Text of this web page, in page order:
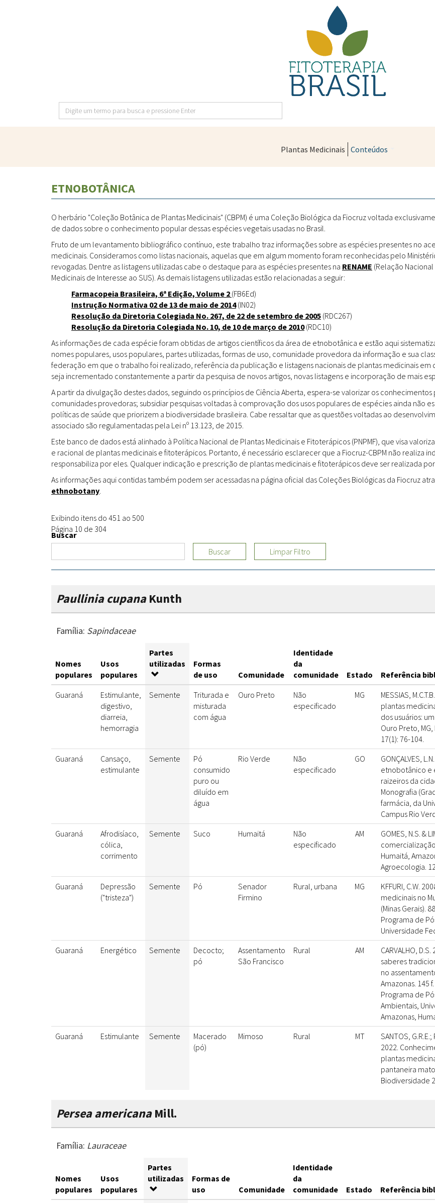
pressione
Enter
Plantas Medicinais Conteúdos
Farmácias Vivas
Medicinais
Conceitos
Grupos de Pesquisa
Sementes, Mudas &
Plantas
Produto & Indústria
Educação & Arte
Sites
ETNOBOTÂNICA
O herbário "Coleção Botânica de Plantas Medicinais" (CBPM) é uma Coleção Biológica da Fiocruz voltada
de dados sobre o conhecimento popular dessas espécies vegetais usadas no Brasil.
Fruto de um levantamento bibliográfico contínuo, este trabalho traz informações sobre as espécies presentes no
medicinais. Consideramos como listas nacionais, aquelas que em algum momento foram reconhecidas pelo
revogadas. Dentre as listagens utilizadas cabe o destaque para as espécies presentes na RENAME (Relação
Medicinais de Interesse ao SUS). As demais listagens utilizadas estão relacionadas a seguir:
Farmacopeia Brasileira, 6ª Edição, Volume 2 (FB6Ed)
Instrução Normativa 02 de 13 de maio de 2014(IN02)
Resolução da Diretoria Colegiada No. 267, de 22 de setembro de 2005 (RDC267)
Resolução da Diretoria Colegiada No. 10, de 10 de março de 2010(RDC10)
As informações de cada espécie foram obtidas de artigos científicos da área de etnobotânica e estão aqui
nomes populares, usos populares, partes utilizadas, formas de uso, comunidade provedora da informação e sua
federação em que o trabalho foi realizado, referência da publicação e listagens nacionais de plantas medicinais
seja incrementado constantemente a partir da pesquisa de novos artigos, novas listagens e incorporação de mais
A partir da divulgação destes dados, seguindo os princípios de Ciência Aberta, espera-se valorizar os
comunidades provedoras; subsidiar pesquisas voltadas à comprovação dos usos populares de espécies ainda não
políticas de saúde que priorizem a biodiversidade brasileira. Cabe ressaltar que as questões voltadas ao
associado são regulamentadas pela Lei nº 13.123, de 2015.
Este banco de dados está alinhado à Política Nacional de Plantas Medicinais e Fitoterápicos (PNPMF), que visa
e racional de plantas medicinais e fitoterápicos. Portanto, é necessário esclarecer que a Fiocruz-CBPM não realiza
responsabiliza por eles. Qualquer indicação e prescrição de plantas medicinais e fitoterápicos deve ser realizada
As informações aqui contidas também podem ser acessadas na página oficial das Coleções Biológicas da Fiocruz
ethnobotany.
Exibindo itens do 451 ao 500
Página 10 de 304
Buscar
Buscar
Limpar Filtro
Paullinia cupanaKunth
Família: Sapindaceae
Nomes
populares
Usos
populares
Partes
utilizadas
Formas
de uso
Comunidade
Identidade
da
comunidade
Estado Referência
Guaraná
Estimulante,
digestivo,
diarreia,
hemorragia
Semente
Triturada e
misturada
com água
Ouro Preto
Não
especificado
MG
MESSIAS,
plantas
dos usuários:
Ouro Preto, MG,
17(1): 76-104.
Guaraná
Cansaço,
estimulante
Semente
Pó
consumido
puro ou
diluído em
água
Rio Verde
Não
especificado
GO
GONÇALVES,
etnobotânico e
raizeiros da
Monografia
farmácia, da
Campus Rio
Guaraná
Afrodisíaco,
cólica,
corrimento
Semente Suco Humaitá
Não
especificado
AM
GOMES, N.S. &
Humaitá,
Agroecologia.
Guaraná
Depressão
("tristeza")
Semente Pó
Senador
Firmino
Rural, urbana MG
KFFURI, C.W.
medicinais no
(Minas Gerais).
Programa de
Universidade
Guaraná Energético Semente
Decocto;
pó
Assentamento
São Francisco
Rural AM
CARVALHO,
saberes
no
Amazonas. 145
Programa de
Ambientais,
Amazonas,
Guaraná Estimulante Semente
Macerado
(pó)
Mimoso Rural MT
SANTOS, G.R.E.;
2022.
plantas
pantaneira
Biodiversidade
Persea americanaMill.
Família: Lauraceae
Nomes
populares
Usos
populares
Partes
utilizadas
Formas de
uso
Comunidade
Identidade
da
comunidade
Estado Referência